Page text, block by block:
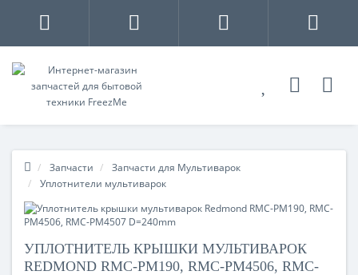
Запчасти
Запчасти для Мультиварок
Уплотнители мультиварок
УПЛОТНИТЕЛЬ КРЫШКИ МУЛЬТИВАРОК
REDMOND RMC-PM190, RMC-PM4506, RMC-